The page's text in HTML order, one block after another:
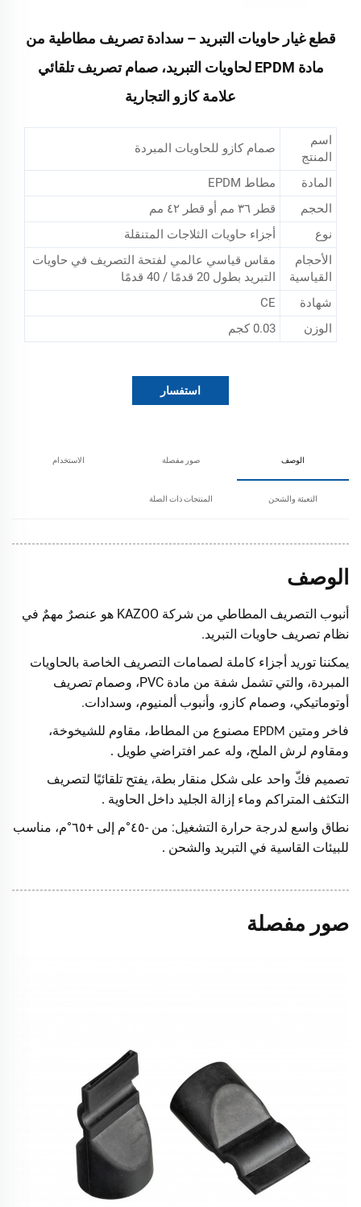
قطع غيار حاويات التبريد – سدادة تصريف مطاطية من
مادة EPDM لحاويات التبريد، صمام تصريف تلقائي
علامة كازو التجارية
اسم
المنتج
صمام كازو للحاويات المبردة
المادة
مطاط EPDM
الحجم
قطر ٣٦ مم أو قطر ٤٢ مم
نوع
أجزاء حاويات الثلاجات المتنقلة
الأحجام
القياسية
مقاس قياسي عالمي لفتحة التصريف في حاويات
التبريد بطول 20 قدمًا / 40 قدمًا
شهادة
CE
الوزن
0.03 كجم
استفسار
الوصف صور مفصلة الاستخدام
التعبئة والشحن المنتجات ذات الصلة
الوصف
أنبوب التصريف المطاطي من شركة KAZOO هو عنصرٌ مهمٌ في
نظام تصريف حاويات التبريد.
يمكننا توريد أجزاء كاملة لصمامات التصريف الخاصة بالحاويات
المبردة، والتي تشمل شفة من مادة PVC، وصمام تصريف
أوتوماتيكي، وصمام كازو، وأنبوب ألمنيوم، وسدادات.
فاخر ومتين EPDM مصنوع من المطاط، مقاوم للشيخوخة،
ومقاوم لرش الملح، وله عمر افتراضي طويل .
تصميم فكّ واحد على شكل منقار بطة، يفتح تلقائيًا لتصريف
التكثف المتراكم وماء إزالة الجليد داخل الحاوية .
نطاق واسع لدرجة حرارة التشغيل: من -٤٥°م إلى +٦٥°م، مناسب
للبيئات القاسية في التبريد والشحن .
صور مفصلة